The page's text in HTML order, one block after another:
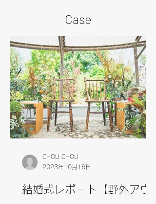
Case
結婚式レポート【野外アウ
CHOU CHOU
2023年10月16日